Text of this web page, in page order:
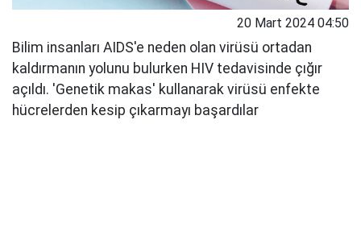
20 Mart 2024 04:50
Bilim insanları AIDS'e neden olan virüsü ortadan
kaldırmanın yolunu bulurken HIV tedavisinde çığır
açıldı. 'Genetik makas' kullanarak virüsü enfekte
hücrelerden kesip çıkarmayı başardılar